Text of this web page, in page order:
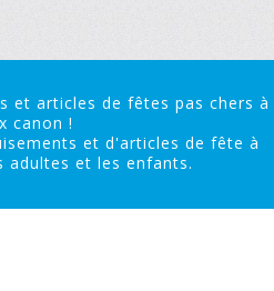
et articles de fêtes pas chers à
canon !
et d'articles de fête à
adultes et les enfants.